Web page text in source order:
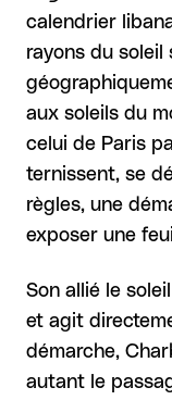
calendrier
rayons du soleil
aux soleils du
celui de Paris
ternissent, se
règles, une
exposer une
Son allié le
et agit
démarche,
autant le